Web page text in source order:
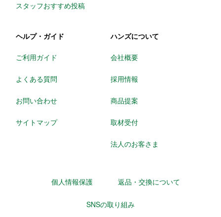
スタッフおすすめ投稿
ヘルプ・ガイド
ご利用ガイド
よくある質問
お問い合わせ
サイトマップ
ハンズについて
会社概要
採用情報
商品提案
取材受付
法人のお客さま
個人情報保護 返品・交換について
SNSの取り組み